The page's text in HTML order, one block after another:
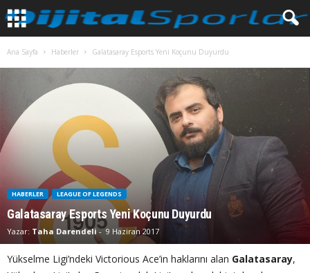
Ana Sayfa Haberler Galatasaray Esports Yeni Koçunu Duyurdu
HABERLER LEAGUE OF LEGENDS
Galatasaray Esports Yeni Koçunu Duyurdu
Yazar: Taha Darendeli - 9 Haziran 2017
Yükselme Ligi’ndeki Victorious Ace’in haklarını alan Galatasaray,